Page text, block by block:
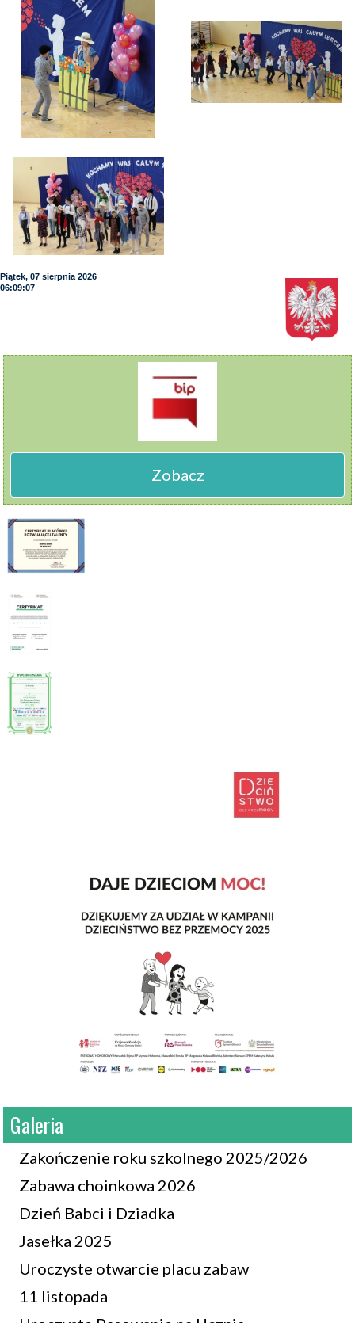
Zobacz
Galeria
Zakończenie roku szkolnego 2025/2026
Zabawa choinkowa 2026
Dzień Babci i Dziadka
Jasełka 2025
Uroczyste otwarcie placu zabaw
11 listopada
Piątek, 07 sierpnia 2026
06:09:08